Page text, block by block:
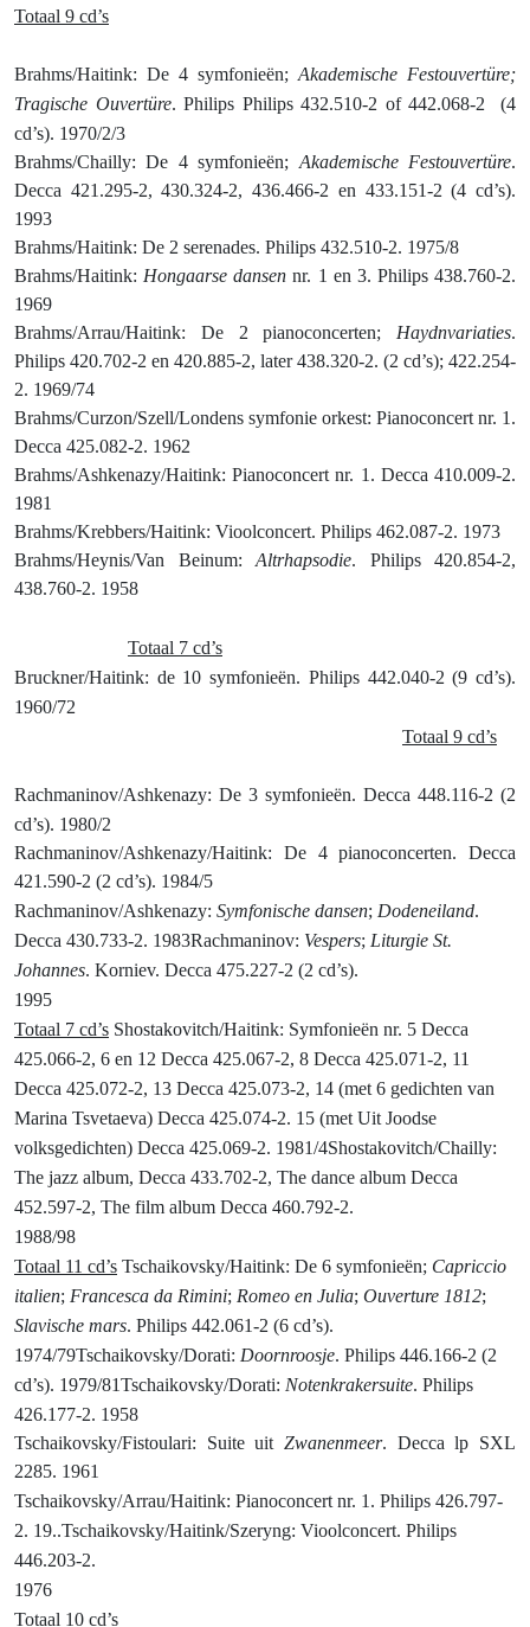
Totaal 9 cd’s
Brahms/Haitink: De 4 symfonieën; Akademische Festouvertüre;
Tragische Ouvertüre. Philips Philips 432.510-2 of 442.068-2
(4
cd’s). 1970/2/3
Brahms/Chailly: De 4 symfonieën; Akademische Festouvertüre.
Decca 421.295-2, 430.324-2, 436.466-2 en 433.151-2 (4 cd’s).
1993
Brahms/Haitink: De 2 serenades. Philips 432.510-2. 1975/8
Brahms/Haitink: Hongaarse dansen nr. 1 en 3. Philips 438.760-2.
1969
Brahms/Arrau/Haitink: De 2 pianoconcerten; Haydnvariaties.
Philips 420.702-2 en 420.885-2, later 438.320-2. (2 cd’s); 422.254-
2. 1969/74
Brahms/Curzon/Szell/Londens symfonie orkest: Pianoconcert nr. 1.
Decca 425.082-2. 1962
Brahms/Ashkenazy/Haitink: Pianoconcert nr. 1. Decca 410.009-2.
1981
Brahms/Krebbers/Haitink: Vioolconcert. Philips 462.087-2. 1973
Brahms/Heynis/Van Beinum: Altrhapsodie. Philips 420.854-2,
438.760-2. 1958
Totaal 7 cd’s
Bruckner/Haitink: de 10 symfonieën. Philips 442.040-2 (9 cd’s).
1960/72
Totaal 9 cd’s
Rachmaninov/Ashkenazy: De 3 symfonieën. Decca 448.116-2 (2
cd’s). 1980/2
Rachmaninov/Ashkenazy/Haitink: De 4 pianoconcerten. Decca
421.590-2 (2 cd’s). 1984/5
Rachmaninov/Ashkenazy: Symfonische dansen; Dodeneiland.
Decca 430.733-2. 1983Rachmaninov: Vespers; Liturgie St.
Johannes. Korniev. Decca 475.227-2 (2 cd’s).
1995
Totaal 7 cd’s Shostakovitch/Haitink: Symfonieën nr. 5 Decca
425.066-2, 6 en 12 Decca 425.067-2, 8 Decca 425.071-2, 11
Decca 425.072-2, 13 Decca 425.073-2, 14 (met 6 gedichten van
Marina Tsvetaeva) Decca 425.074-2. 15 (met Uit Joodse
volksgedichten) Decca 425.069-2. 1981/4Shostakovitch/Chailly:
The jazz album, Decca 433.702-2, The dance album Decca
452.597-2, The film album Decca 460.792-2.
1988/98
Totaal 11 cd’s Tschaikovsky/Haitink: De 6 symfonieën; Capriccio
italien; Francesca da Rimini; Romeo en Julia; Ouverture 1812;
Slavische mars. Philips 442.061-2 (6 cd’s).
1974/79Tschaikovsky/Dorati: Doornroosje. Philips 446.166-2 (2
cd’s). 1979/81Tschaikovsky/Dorati: Notenkrakersuite. Philips
426.177-2. 1958
Tschaikovsky/Fistoulari: Suite uit Zwanenmeer. Decca lp SXL
2285. 1961
Tschaikovsky/Arrau/Haitink: Pianoconcert nr. 1. Philips 426.797-
2. 19..Tschaikovsky/Haitink/Szeryng: Vioolconcert. Philips
446.203-2.
1976
Totaal 10 cd’s